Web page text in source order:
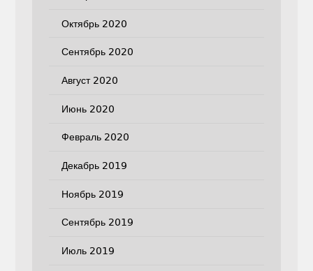
Октябрь 2020
Сентябрь 2020
Август 2020
Июнь 2020
Февраль 2020
Декабрь 2019
Ноябрь 2019
Сентябрь 2019
Июль 2019